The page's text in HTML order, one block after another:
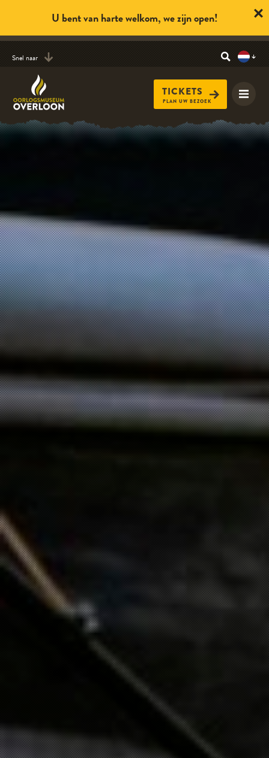
Snel naar
TICKETS
PLAN UW BEZOEK
U bent van harte welkom, we zijn open!